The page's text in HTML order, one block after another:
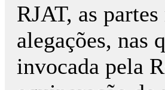
RJAT, as
alegações, nas
invocada pela